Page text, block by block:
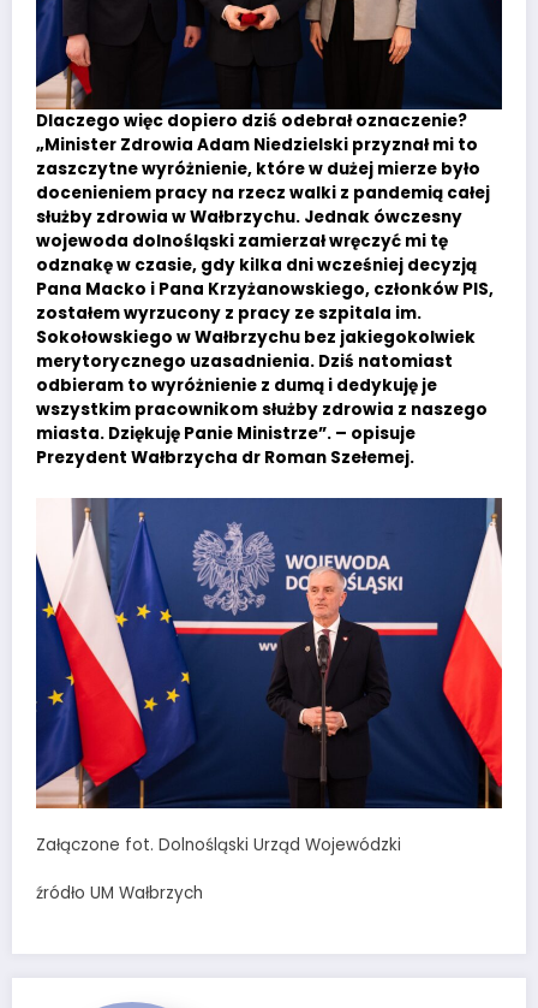
Dlaczego więc dopiero dziś odebrał oznaczenie?
„Minister Zdrowia Adam Niedzielski przyznał mi to
zaszczytne wyróżnienie, które w dużej mierze było
docenieniem pracy na rzecz walki z pandemią całej
służby zdrowia w Wałbrzychu. Jednak ówczesny
wojewoda dolnośląski zamierzał wręczyć mi tę
odznakę w czasie, gdy kilka dni wcześniej decyzją
Pana Macko i Pana Krzyżanowskiego, członków PIS,
zostałem wyrzucony z pracy ze szpitala im.
Sokołowskiego w Wałbrzychu bez jakiegokolwiek
merytorycznego uzasadnienia. Dziś natomiast
odbieram to wyróżnienie z dumą i dedykuję je
wszystkim pracownikom służby zdrowia z naszego
miasta. Dziękuję Panie Ministrze”. – opisuje
Prezydent Wałbrzycha dr Roman Szełemej.
Załączone fot. Dolnośląski Urząd Wojewódzki
źródło UM Wałbrzych